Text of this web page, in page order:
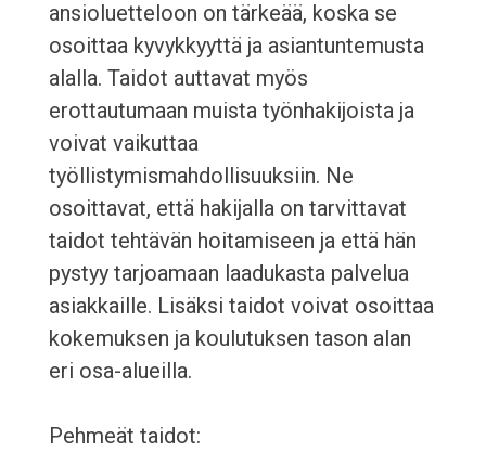
ansioluetteloon on tärkeää, koska se
osoittaa kyvykkyyttä ja asiantuntemusta
alalla. Taidot auttavat myös
erottautumaan muista työnhakijoista ja
voivat vaikuttaa
työllistymismahdollisuuksiin. Ne
osoittavat, että hakijalla on tarvittavat
taidot tehtävän hoitamiseen ja että hän
pystyy tarjoamaan laadukasta palvelua
asiakkaille. Lisäksi taidot voivat osoittaa
kokemuksen ja koulutuksen tason alan
eri osa-alueilla.
Pehmeät taidot: